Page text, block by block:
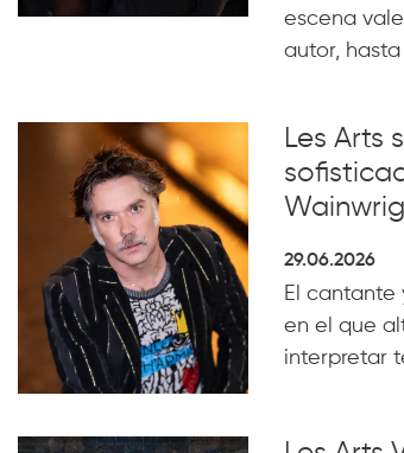
escena
autor, hasta
Les Arts
29.06.2026
El cantante
en el que
interpretar